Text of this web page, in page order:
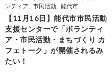
ンティア
市民活動 能代市
【11月16日】能代市市民活動
支援センターで「ボランティ
ア・市民活動・まちづくり カ
フェトーク」が開催されるみ
たい！